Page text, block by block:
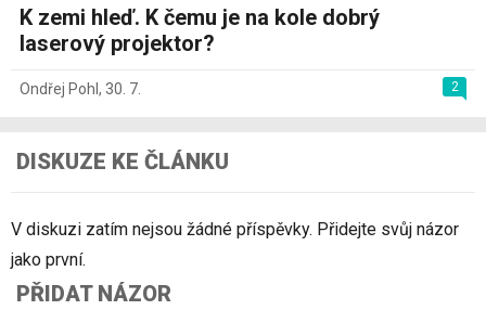
K zemi hleď. K čemu je na kole dobrý
laserový projektor?
2
Ondřej Pohl, 30. 7.
DISKUZE KE ČLÁNKU
V diskuzi zatím nejsou žádné příspěvky. Přidejte svůj názor
jako první.
PŘIDAT NÁZOR